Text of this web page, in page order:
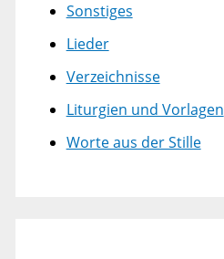
Sonstiges
Lieder
Verzeichnisse
Liturgien und Vorlagen
Worte aus der Stille